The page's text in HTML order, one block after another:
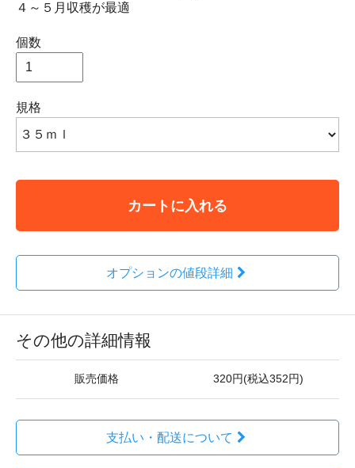
４～５月収穫が最適
個数
規格
カートに入れる
オプションの値段詳細
その他の詳細情報
販売価格 320円(税込352円)
支払い・配送について